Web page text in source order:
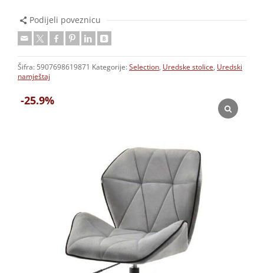
-25.9%
Podijeli poveznicu
Šifra: 5907698619871 Kategorije: Selection, Uredske stolice, Uredski
namještaj